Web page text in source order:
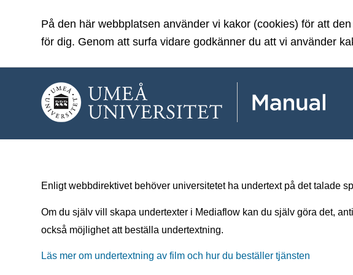
På den här webbplatsen använder vi kakor (cookies) för att
för dig. Genom att surfa vidare godkänner du att vi använder
Enligt webbdirektivet behöver universitetet ha undertext på det talade
Om du själv vill skapa undertexter i Mediaflow kan du själv göra det,
också möjlighet att beställa undertextning.
Läs mer om undertextning av film och hur du beställer tjänsten